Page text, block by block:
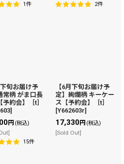
1件 2件
下旬お届け予
常柄 がま口長
予約会】［t］
]
円 (税込)
15件
【6月下旬お届け予
定】絢爛柄 キーケー
ス【予約会】［t］
[Y662603r]
17,330円 (税込)
[Sold Out]